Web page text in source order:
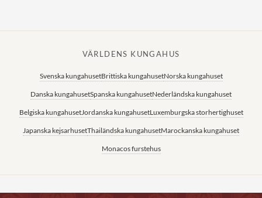
VÄRLDENS KUNGAHUS
Svenska kungahusetBrittiska kungahusetNorska kungahuset
Danska kungahusetSpanska kungahusetNederländska kungahuset
Belgiska kungahusetJordanska kungahusetLuxemburgska storhertighuset
Japanska kejsarhusetThailändska kungahusetMarockanska kungahuset
Monacos furstehus